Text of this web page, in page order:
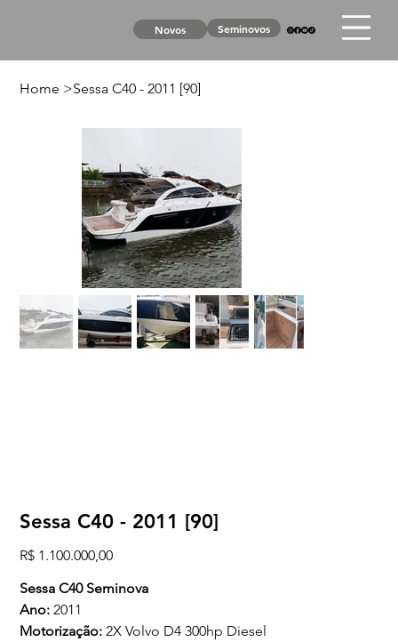
Novos Seminovos
Home >Sessa C40 - 2011 [90]
Sessa C40 - 2011 [90]
Preço
R$ 1.100.000,00
Sessa C40 Seminova
Ano: 2011
Motorização: 2X Volvo D4 300hp Diesel